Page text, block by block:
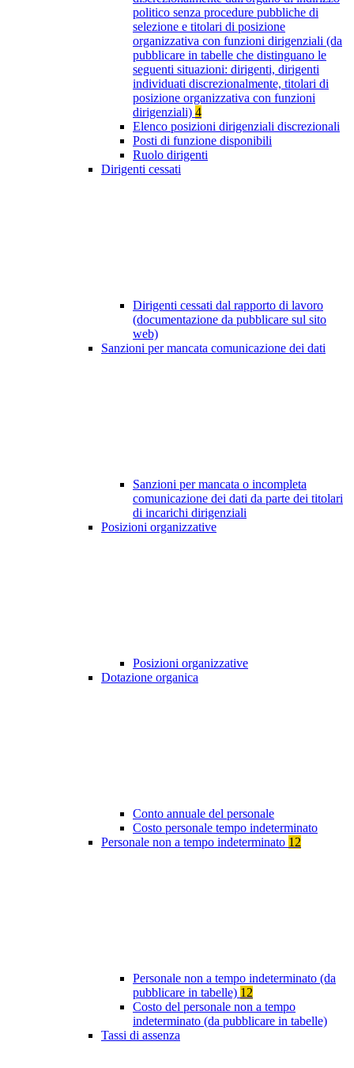
politico senza procedure pubbliche di
selezione e titolari di posizione
organizzativa con funzioni dirigenziali (da
pubblicare in tabelle che distinguano le
seguenti situazioni: dirigenti, dirigenti
individuati discrezionalmente, titolari di
posizione organizzativa con funzioni
dirigenziali) 4
Elenco posizioni dirigenziali discrezionali
Posti di funzione disponibili
Ruolo dirigenti
Dirigenti cessati
Dirigenti cessati dal rapporto di lavoro
(documentazione da pubblicare sul sito
web)
Sanzioni per mancata comunicazione dei dati
Sanzioni per mancata o incompleta
comunicazione dei dati da parte dei titolari
di incarichi dirigenziali
Posizioni organizzative
Posizioni organizzative
Dotazione organica
Conto annuale del personale
Costo personale tempo indeterminato
Personale non a tempo indeterminato 12
Personale non a tempo indeterminato (da
pubblicare in tabelle) 12
Costo del personale non a tempo
indeterminato (da pubblicare in tabelle)
Tassi di assenza